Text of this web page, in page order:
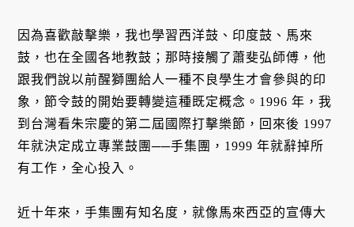
因為喜歡敲擊樂，我也學習西洋鼓、印度鼓、馬來
鼓，也在全國各地教鼓；那時接觸了蕭斐弘師傅，他
跟我們說以前醒獅團給人一種不良學生才會參與的印
象，節令鼓的開始要轉變這種既定概念。1996 年，我
到台灣看朱宗慶的第二屆國際打擊樂節，回來後 1997
年就決定成立專業鼓團──手集團，1999 年就辭掉所
有工作，全心投入。
近十年來，手集團有知名度，就像馬來西亞的宣傳大